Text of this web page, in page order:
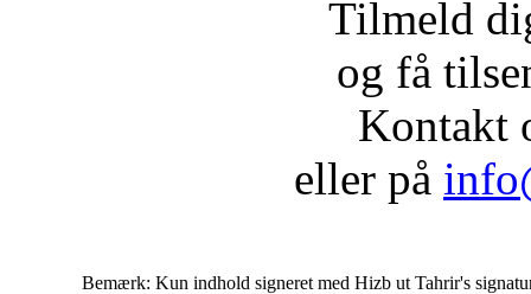
Tilmeld
og få
Kontakt
eller på
Bemærk: Kun indhold signeret med Hizb ut Tahrir's